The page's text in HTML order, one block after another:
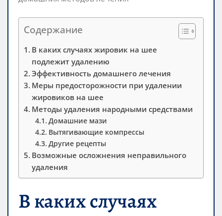
Содержание
В каких случаях жировик на шее
подлежит удалению
Эффективность домашнего лечения
Меры предосторожности при удалении
жировиков на шее
Методы удаления народными средствами
Домашние мази
Вытягивающие компрессы
Другие рецепты
Возможные осложнения неправильного
удаления
В каких случаях